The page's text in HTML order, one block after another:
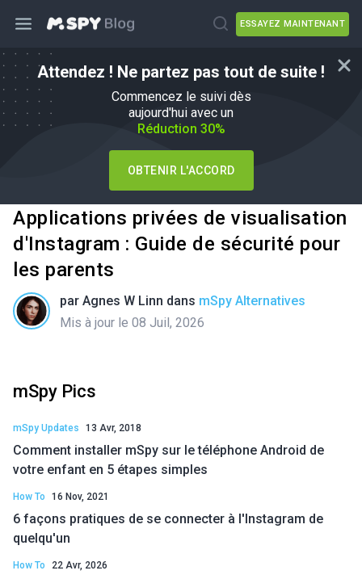
ESSAYEZ MAINTENANT
Attendez ! Ne partez pas tout de suite !
Commencez le suivi dès
aujourd'hui avec un
Réduction 30%
OBTENIR L'ACCORD
Applications privées de visualisation
d'Instagram : Guide de sécurité pour
les parents
par Agnes W Linn dans mSpy Alternatives
Mis à jour le 08 Juil, 2026
mSpy Pics
mSpy Updates 13 Avr, 2018
Comment installer mSpy sur le téléphone Android de
votre enfant en 5 étapes simples
How To 16 Nov, 2021
6 façons pratiques de se connecter à l'Instagram de
quelqu'un
How To 22 Avr, 2026